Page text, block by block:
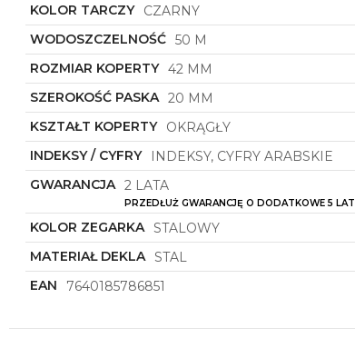
KOLOR TARCZY
CZARNY
WODOSZCZELNOŚĆ 50 M
ROZMIAR KOPERTY 42 MM
SZEROKOŚĆ PASKA 20 MM
KSZTAŁT KOPERTY
OKRĄGŁY
INDEKSY / CYFRY
INDEKSY, CYFRY ARABSKIE
GWARANCJA 2 LATA
PRZEDŁUŻ GWARANCJĘ O DODATKOWE 5 LAT
KOLOR ZEGARKA STALOWY
MATERIAŁ DEKLA STAL
EAN
7640185786851